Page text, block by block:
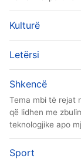
Kulturë
Letërsi
Shkencë
Tema mbi të rejat
që lidhen me
teknologjike apo
Sport